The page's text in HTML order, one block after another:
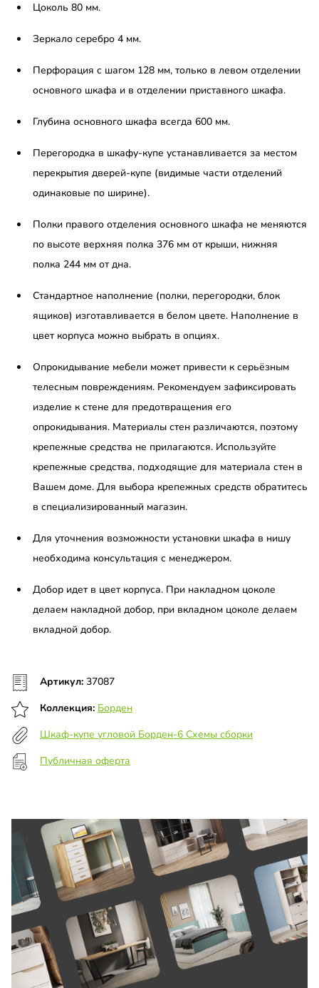
Цоколь 80 мм.
Зеркало серебро 4 мм.
Перфорация с шагом 128 мм, только в левом отделении
основного шкафа и в отделении приставного шкафа.
Глубина основного шкафа всегда 600 мм.
Перегородка в шкафу-купе устанавливается за местом
перекрытия дверей-купе (видимые части отделений
одинаковые по ширине).
Полки правого отделения основного шкафа не меняются
по высоте верхняя полка 376 мм от крыши, нижняя
полка 244 мм от дна.
Стандартное наполнение (полки, перегородки, блок
ящиков) изготавливается в белом цвете. Наполнение в
цвет корпуса можно выбрать в опциях.
Опрокидывание мебели может привести к серьёзным
телесным повреждениям. Рекомендуем зафиксировать
изделие к стене для предотвращения его
опрокидывания. Материалы стен различаются, поэтому
крепежные средства не прилагаются. Используйте
крепежные средства, подходящие для материала стен в
Вашем доме. Для выбора крепежных средств обратитесь
в специализированный магазин.
Для уточнения возможности установки шкафа в нишу
необходима консультация с менеджером.
Добор идет в цвет корпуса. При накладном цоколе
делаем накладной добор, при вкладном цоколе делаем
вкладной добор.
Артикул: 37087
Коллекция: Борден
Шкаф-купе угловой Борден-6 Схемы сборки
Публичная оферта